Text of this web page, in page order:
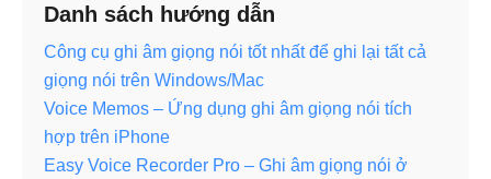
Danh sách hướng dẫn
Công cụ ghi âm giọng nói tốt nhất để ghi lại tất cả
giọng nói trên Windows/Mac
Voice Memos – Ứng dụng ghi âm giọng nói tích
hợp trên iPhone
Easy Voice Recorder Pro – Ghi âm giọng nói ở